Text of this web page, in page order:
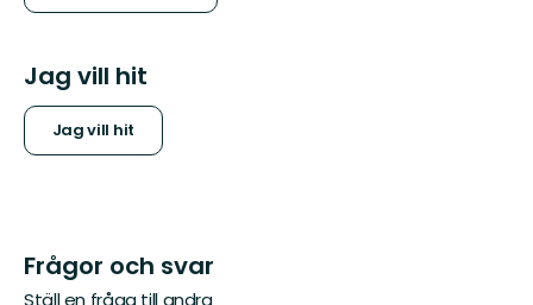
Jag vill hit
Jag vill hit
Frågor och svar
Ställ en fråga till andra